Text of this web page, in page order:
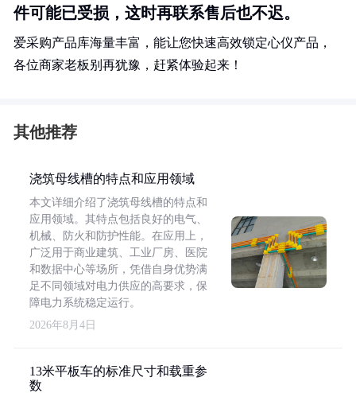
件可能已受损，这时再联系售后也不迟。
爱采购产品库海量丰富，能让您快速高效锁定心仪产品，
各位商家老板别再犹豫，赶紧体验起来！
其他推荐
浇筑母线槽的特点和应用领域
本文详细介绍了浇筑母线槽的特点和
应用领域。其特点包括良好的电气、
机械、防火和防护性能。在应用上，
广泛用于商业建筑、工业厂房、医院
和数据中心等场所，凭借自身优势满
足不同领域对电力供应的高要求，保
障电力系统稳定运行。
2026年8月4日
13米平板车的标准尺寸和载重参
数